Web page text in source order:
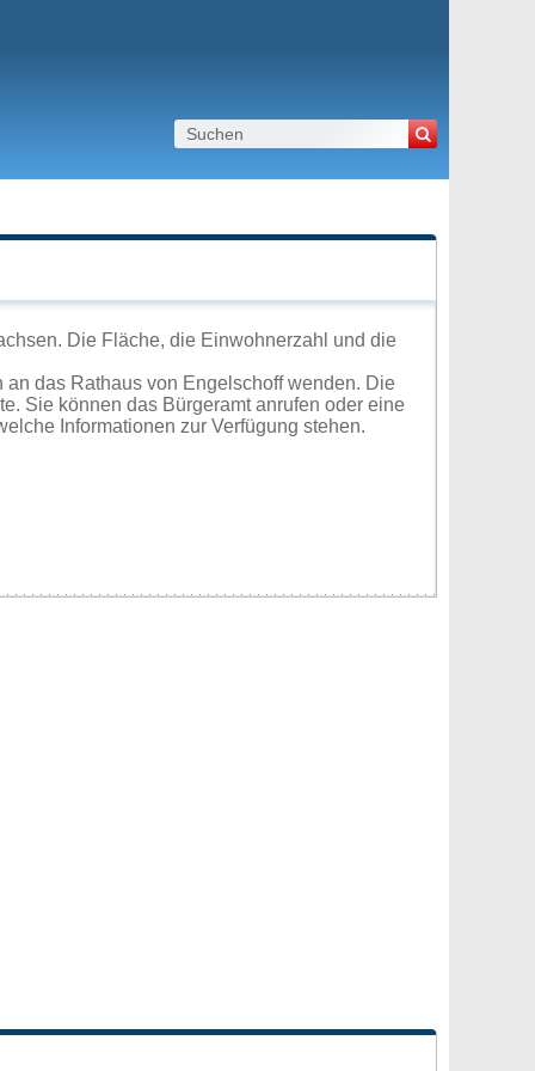
Die Fläche, die Einwohnerzahl und die
das Rathaus von Engelschoff wenden. Die
Sie können das Bürgeramt anrufen oder eine
Informationen zur Verfügung stehen.